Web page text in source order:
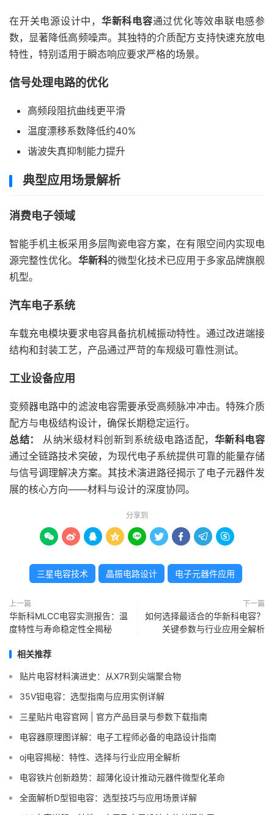
在开关电源设计中， 华新科电容通过优化等效串联电感参
数，显著降低高频噪声。其独特的介质配方支持快速充放电
特性，特别适用于瞬态响应要求严格的场景。
信号处理电路的优化
高频段阻抗曲线更平滑
温度漂移系数降低约40%
谐波失真抑制能力提升
典型应用场景解析
消费电子领域
智能手机主板采用多层陶瓷电容方案，在有限空间内实现电
源完整性优化。 华新科的微型化技术已应用于多家品牌旗舰
机型。
汽车电子系统
车载充电模块要求电容具备抗机械振动特性。通过改进端接
结构和封装工艺，产品通过严苛的车规级可靠性测试。
工业设备应用
变频器电路中的滤波电容需要承受高频脉冲冲击。特殊介质
配方与电极结构设计，确保长期稳定运行。
总结：
从纳米级材料创新到系统级电路适配， 华新科电容
通过全链路技术突破，为现代电子系统提供可靠的能量存储
与信号调理解决方案。其技术演进路径揭示了电子元器件发
展的核心方向——材料与设计的深度协同。
分享到
        
三星电容技术 晶振电路设计 电子元器件应用
上一篇
华新科MLCC电容实测报告：温
度特性与寿命稳定性全揭秘
下一篇
如何选择最适合的华新科电容？
关键参数与行业应用全解析
相关推荐
贴片电容材料演进史：从X7R到尖端聚合物
35V钽电容：选型指南与应用实例详解
三星贴片电容官网 | 官方产品目录与参数下载指南
电容器原理图详解：电子工程师必备的电路设计指南
oj电容揭秘：特性、选择与行业应用全解析
电容铁片创新趋势：超薄化设计推动元器件微型化革命
全面解析D型钽电容：选型技巧与应用场景详解